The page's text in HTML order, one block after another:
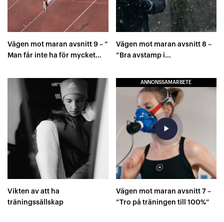
Vägen mot maran avsnitt 9 – ”
Man får inte ha för mycket
Vägen mot maran avsnitt 8 –
”Bra avstamp i
Vikten av att ha
träningssällskap
ANNONSSAMARBETE
play_arrow
Vägen mot maran avsnitt 7 –
”Tro på träningen till 100%”